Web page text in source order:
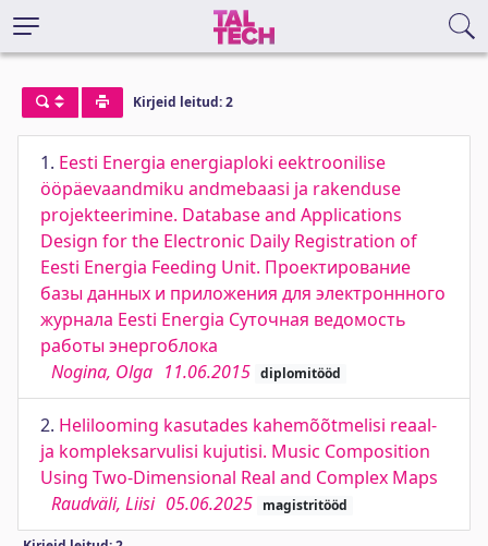
Kirjeid leitud: 2
1. Eesti Energia energiaploki eektroonilise
ööpäevaandmiku andmebaasi ja rakenduse
projekteerimine. Database and Applications
Design for the Electronic Daily Registration of
Eesti Energia Feeding Unit. Проектирование
базы данных и приложения для электроннного
журнала Eesti Energia Суточная ведомость
работы энергоблока
Nogina, Olga 11.06.2015 diplomitööd
2. Helilooming kasutades kahemõõtmelisi reaal-
ja kompleksarvulisi kujutisi. Music Composition
Using Two-Dimensional Real and Complex Maps
Raudväli, Liisi 05.06.2025 magistritööd